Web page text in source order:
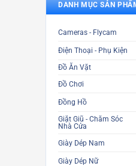
DANH MỤC SẢN
Cameras - Flycam
Điện Thoại - Phụ Kiện
Đồ Ăn Vặt
Đồ Chơi
Đồng Hồ
Giặt Giũ - Chăm Sóc
Nhà Cửa
Giày Dép Nam
Giày Dép Nữ